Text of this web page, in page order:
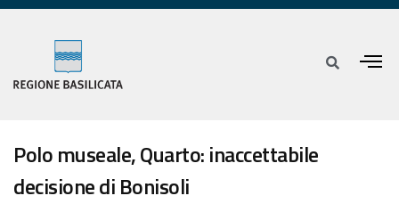
Polo museale, Quarto: inaccettabile
decisione di Bonisoli